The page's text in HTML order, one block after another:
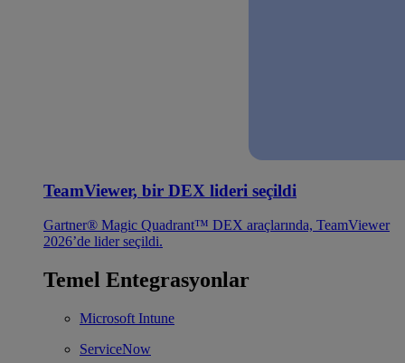
TeamViewer, bir DEX lideri seçildi
Gartner® Magic Quadrant™ DEX araçlarında, TeamViewer
2026’de lider seçildi.
Temel Entegrasyonlar
Microsoft Intune
ServiceNow